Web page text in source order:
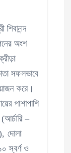
অংশ
সফলভাবে
করে।
পাশাপাশি
–
দোলা
স্বর্ণ ও